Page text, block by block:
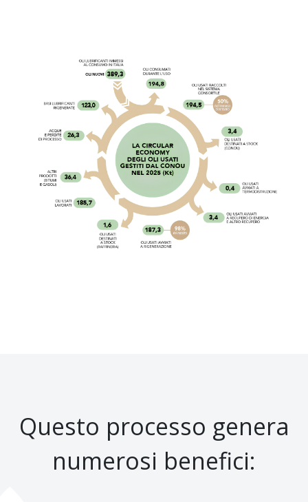
Questo processo genera
numerosi benefici: